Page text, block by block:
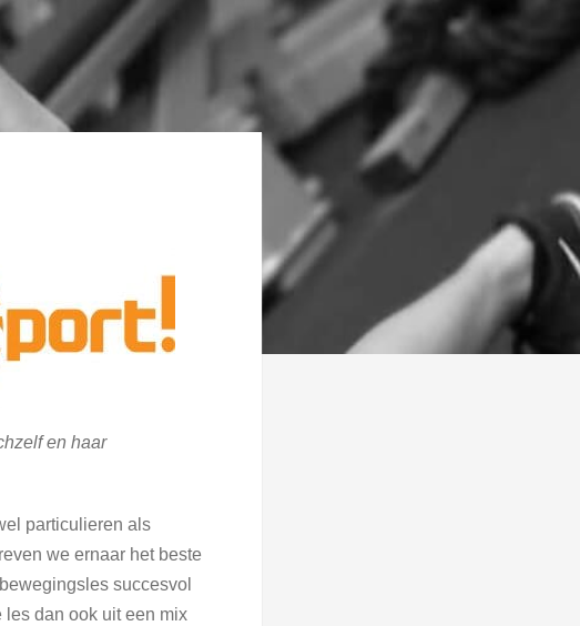
en haar
particulieren als
we ernaar het beste
succesvol
les dan ook uit een mix